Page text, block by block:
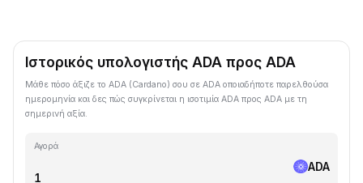
Ιστορικός υπολογιστής ADA προς ADA
Μάθε πόσο άξιζε το ADA (Cardano) σου σε ADA οποιαδήποτε παρελθούσα
ημερομηνία και δες πώς συγκρίνεται η ισοτιμία ADA προς ADA με τη
σημερινή αξία.
Αγορά
ADA